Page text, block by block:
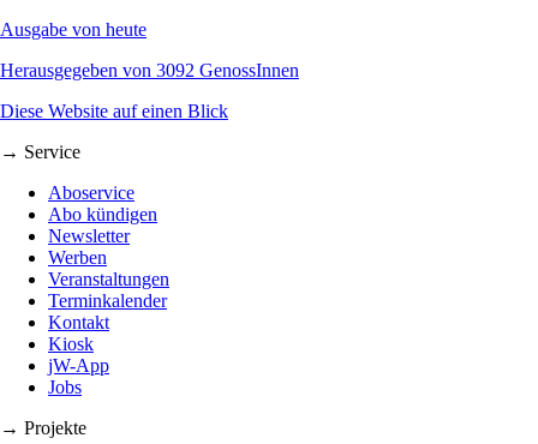
Ausgabe von heute
Herausgegeben von 3092 GenossInnen
Diese Website auf einen Blick
→ Service
Aboservice
Abo kündigen
Newsletter
Werben
Veranstaltungen
Terminkalender
Kontakt
Kiosk
jW-App
Jobs
→ Projekte